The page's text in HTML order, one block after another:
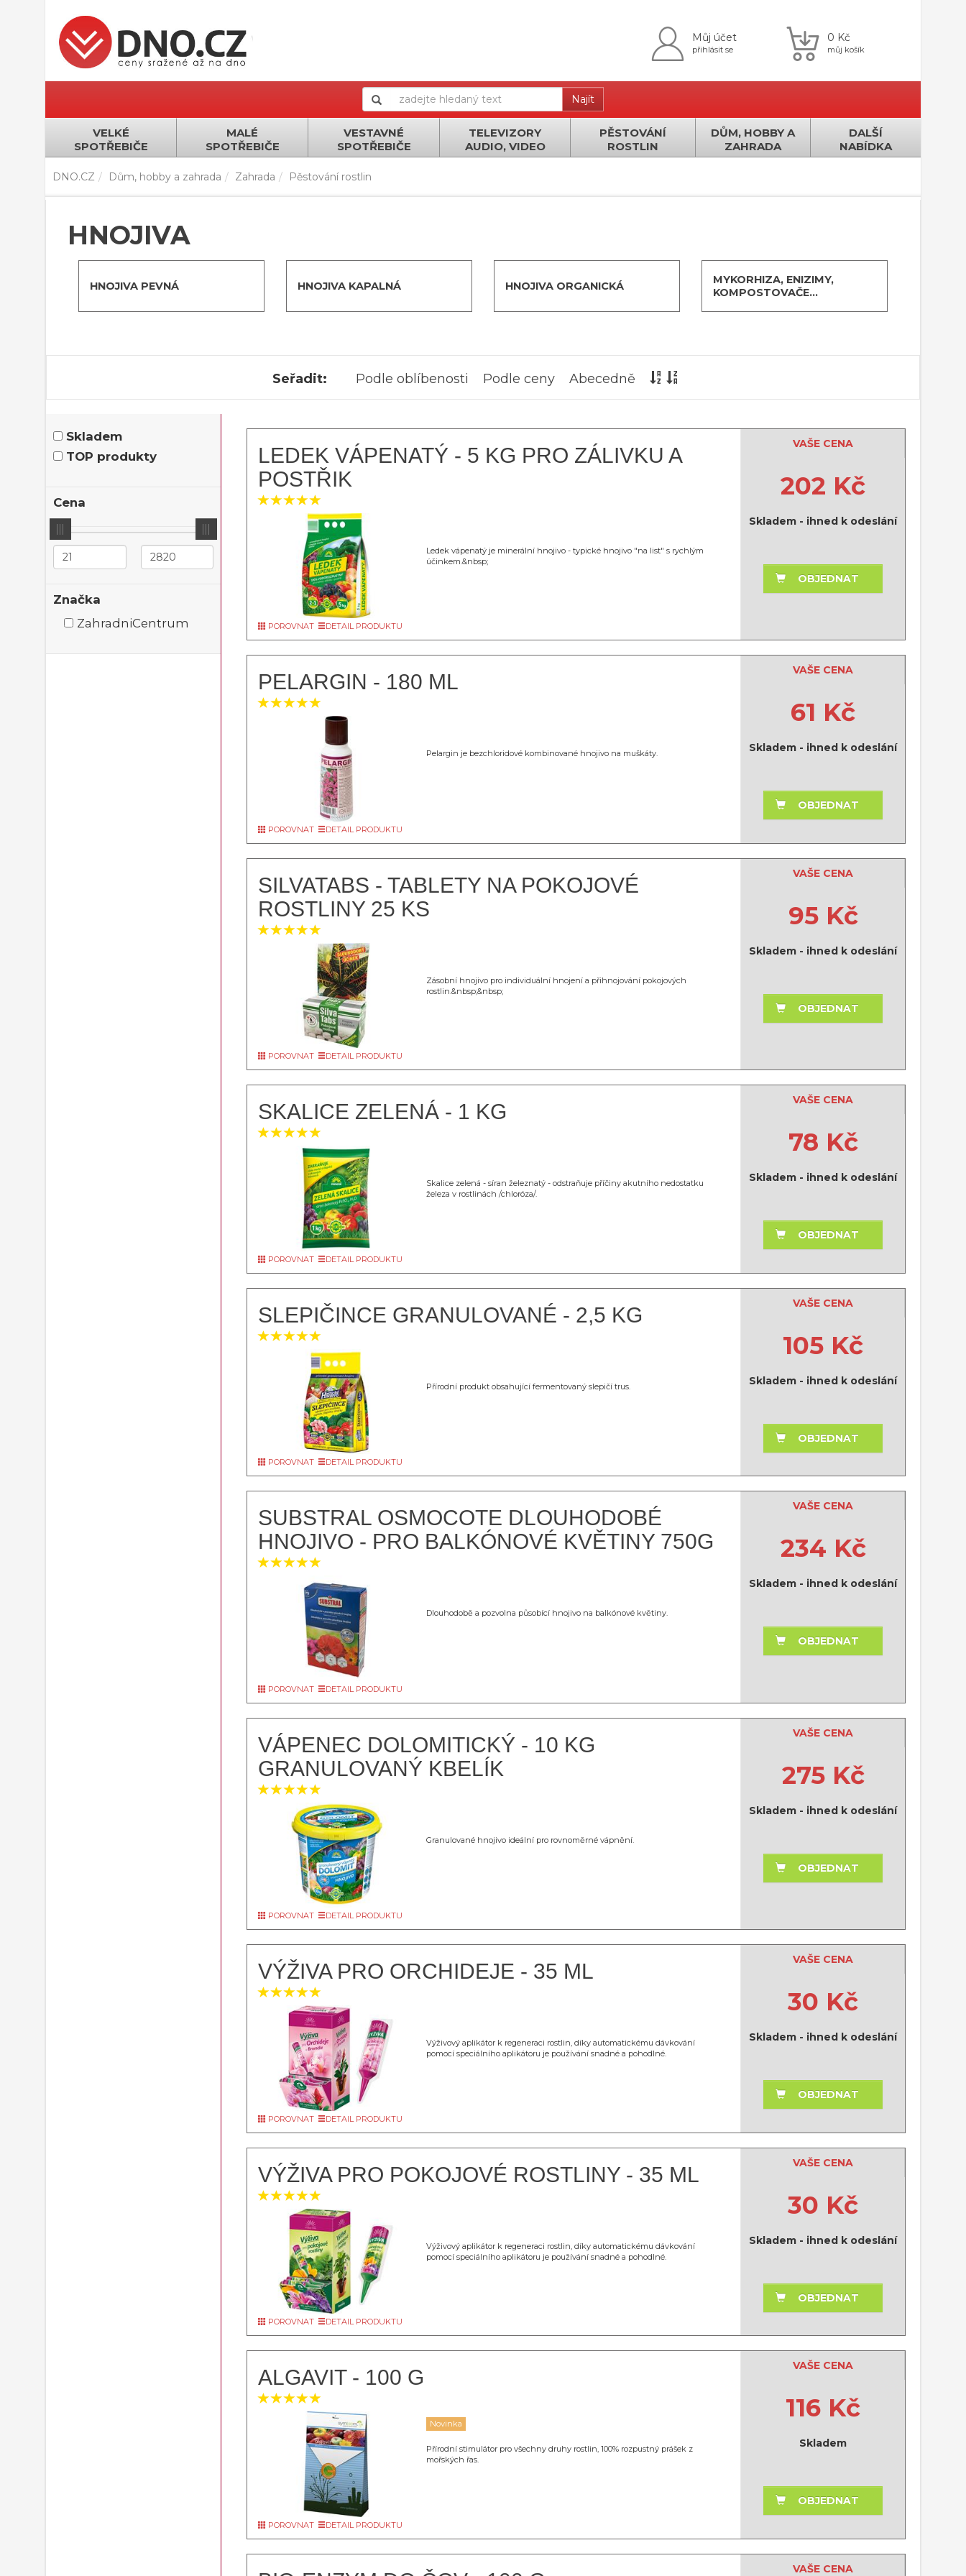
Můj účet
přihlásit se
0 Kč
můj košík
Najít
VELKÉ
SPOTŘEBIČE
MALÉ
SPOTŘEBIČE
VESTAVNÉ
SPOTŘEBIČE
TELEVIZORY
AUDIO, VIDEO
PĚSTOVÁNÍ
ROSTLIN
DŮM, HOBBY A
ZAHRADA
DALŠÍ
NABÍDKA
DNO.CZ Dům, hobby a zahrada Zahrada Pěstování rostlin
HNOJIVA
HNOJIVA PEVNÁ HNOJIVA KAPALNÁ HNOJIVA ORGANICKÁ
MYKORHIZA, ENIZIMY,
KOMPOSTOVAČE...
Seřadit: Podle oblíbenosti Podle ceny Abecedně
Skladem
TOP produkty
Cena
Značka
ZahradniCentrum
LEDEK VÁPENATÝ - 5 KG PRO ZÁLIVKU A
POSTŘIK
Ledek vápenatý je minerální hnojivo - typické hnojivo "na list" s rychlým
účinkem.&nbsp;
POROVNAT DETAIL PRODUKTU
VAŠE CENA
202 Kč
Skladem - ihned k odeslání
OBJEDNAT
PELARGIN - 180 ML
Pelargin je bezchloridové kombinované hnojivo na muškáty.
POROVNAT DETAIL PRODUKTU
VAŠE CENA
61 Kč
Skladem - ihned k odeslání
OBJEDNAT
SILVATABS - TABLETY NA POKOJOVÉ
ROSTLINY 25 KS
Zásobní hnojivo pro individuální hnojení a přihnojování pokojových
rostlin.&nbsp;&nbsp;
POROVNAT DETAIL PRODUKTU
VAŠE CENA
95 Kč
Skladem - ihned k odeslání
OBJEDNAT
SKALICE ZELENÁ - 1 KG
Skalice zelená - síran železnatý - odstraňuje příčiny akutního nedostatku
železa v rostlinách /chloróza/.
POROVNAT DETAIL PRODUKTU
VAŠE CENA
78 Kč
Skladem - ihned k odeslání
OBJEDNAT
SLEPIČINCE GRANULOVANÉ - 2,5 KG
Přírodní produkt obsahující fermentovaný slepičí trus.
POROVNAT DETAIL PRODUKTU
VAŠE CENA
105 Kč
Skladem - ihned k odeslání
OBJEDNAT
SUBSTRAL OSMOCOTE DLOUHODOBÉ
HNOJIVO - PRO BALKÓNOVÉ KVĚTINY 750G
Dlouhodobě a pozvolna působící hnojivo na balkónové květiny.
POROVNAT DETAIL PRODUKTU
VAŠE CENA
234 Kč
Skladem - ihned k odeslání
OBJEDNAT
VÁPENEC DOLOMITICKÝ - 10 KG
GRANULOVANÝ KBELÍK
Granulované hnojivo ideální pro rovnoměrné vápnění.
POROVNAT DETAIL PRODUKTU
VAŠE CENA
275 Kč
Skladem - ihned k odeslání
OBJEDNAT
VÝŽIVA PRO ORCHIDEJE - 35 ML
Výživový aplikátor k regeneraci rostlin, díky automatickému dávkování
pomocí speciálního aplikátoru je používání snadné a pohodlné.
POROVNAT DETAIL PRODUKTU
VAŠE CENA
30 Kč
Skladem - ihned k odeslání
OBJEDNAT
VÝŽIVA PRO POKOJOVÉ ROSTLINY - 35 ML
Výživový aplikátor k regeneraci rostlin, díky automatickému dávkování
pomocí speciálního aplikátoru je používání snadné a pohodlné.
POROVNAT DETAIL PRODUKTU
VAŠE CENA
30 Kč
Skladem - ihned k odeslání
OBJEDNAT
ALGAVIT - 100 G
Novinka
Přírodní stimulátor pro všechny druhy rostlin, 100% rozpustný prášek z
mořských řas.
POROVNAT DETAIL PRODUKTU
VAŠE CENA
116 Kč
Skladem
OBJEDNAT
VAŠE CENA